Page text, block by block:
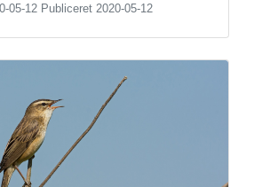
05-12 Publiceret 2020-05-12